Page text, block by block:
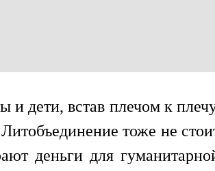
дети, встав плечом к
тоже не
деньги для